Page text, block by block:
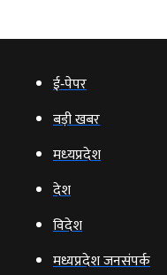
ई‑पेपर
बड़ी खबर
मध्‍यप्रदेश
देश
विदेश
मध्यप्रदेश जनसंपर्क